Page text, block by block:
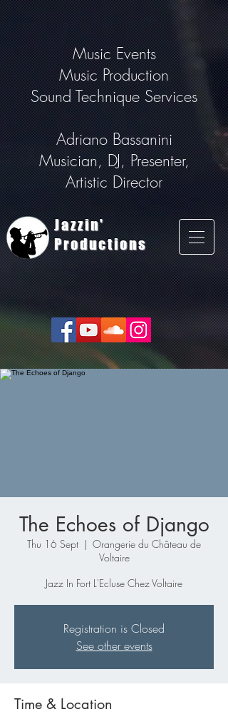
Music Events
Music Production
Sound Technique Services
Adriano Bassanini
Musician, DJ, Presenter,
Artistic Director
Jazzin'
Productions
The Echoes of Django
Thu 16 Sept
  |
Orangerie du Château de
Voltaire
Jazz In Fort L'Ecluse Chez Voltaire
Registration is Closed
See other events
Time & Location